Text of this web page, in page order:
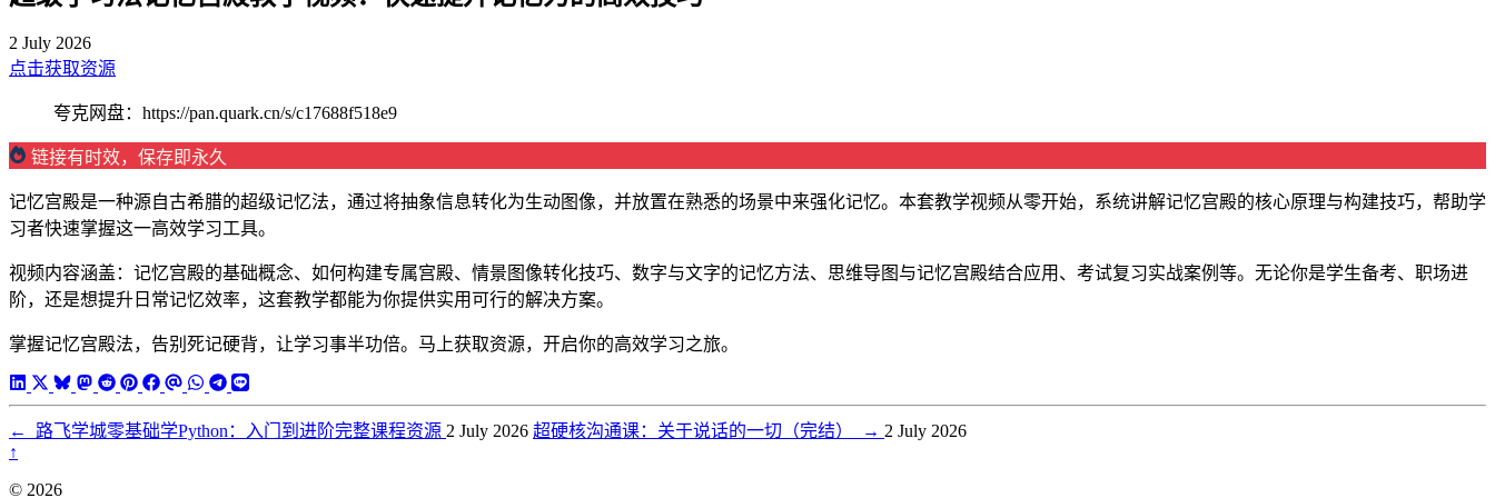
2 July 2026
点击获取资源
夸克网盘：https://pan.quark.cn/s/c17688f518e9
链接有时效，保存即永久
记忆宫殿是一种源自古希腊的超级记忆法，通过将抽象信息转化为生动图像，并放置在熟悉的场景中来强化记忆。本套教学视频从零开始，系统讲解记忆宫殿的核心原理与构建技巧，帮助学
习者快速掌握这一高效学习工具。
视频内容涵盖：记忆宫殿的基础概念、如何构建专属宫殿、情景图像转化技巧、数字与文字的记忆方法、思维导图与记忆宫殿结合应用、考试复习实战案例等。无论你是学生备考、职场进
阶，还是想提升日常记忆效率，这套教学都能为你提供实用可行的解决方案。
掌握记忆宫殿法，告别死记硬背，让学习事半功倍。马上获取资源，开启你的高效学习之旅。
← 路飞学城零基础学Python：入门到进阶完整课程资源 2 July 2026 超硬核沟通课：关于说话的一切（完结） → 2 July 2026
↑
© 2026